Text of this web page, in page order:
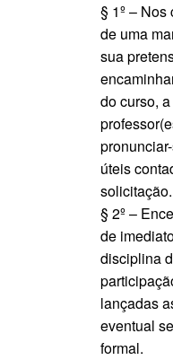
§ 1º –
de uma
sua
do curso,
úteis
solicitação.
§ 2º –
de
disciplina
lançadas
eventual
formal.